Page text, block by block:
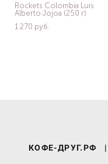
Rockets Colombia Luis
Alberto Jojoa (250 г)
1 270 pуб.
КОФЕ-ДРУГ.РФ |